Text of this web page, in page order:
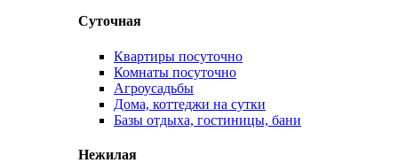
Суточная
Квартиры посуточно
Комнаты посуточно
Агроусадьбы
Дома, коттеджи на сутки
Базы отдыха, гостиницы, бани
Нежилая